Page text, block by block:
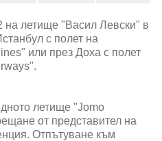
на летище "Васил Левски" в
с полет на
или през Доха с полет
летище "Jomo
от представител на
Отпътуване към